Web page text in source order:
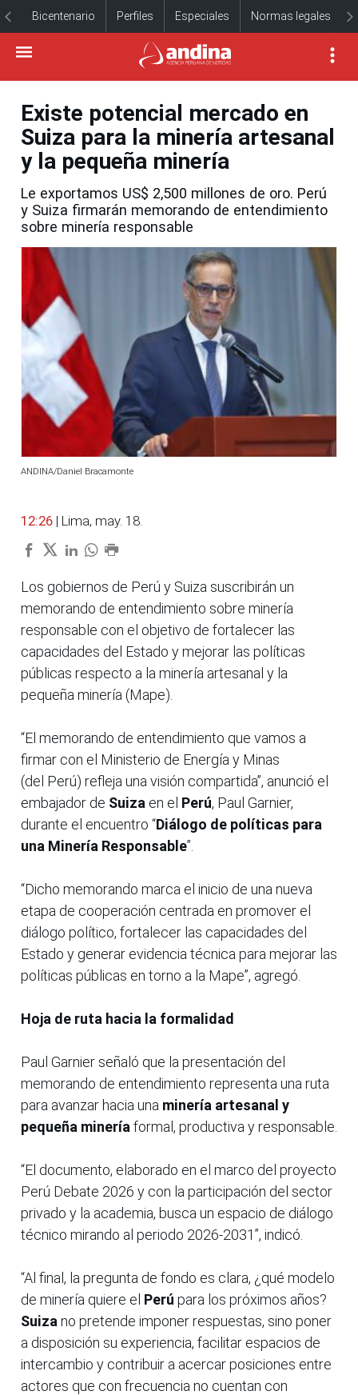
Bicentenario Perfiles Especiales Normas legales
Existe potencial mercado en
Suiza para la minería artesanal
y la pequeña minería
Le exportamos US$ 2,500 millones de oro. Perú
y Suiza firmarán memorando de entendimiento
sobre minería responsable
ANDINA/Daniel Bracamonte
12:26 | Lima, may. 18.
Los gobiernos de Perú y Suiza suscribirán un
memorando de entendimiento sobre minería
responsable con el objetivo de fortalecer las
capacidades del Estado y mejorar las políticas
públicas respecto a la minería artesanal y la
pequeña minería (Mape).
“El memorando de entendimiento que vamos a
firmar con el Ministerio de Energía y Minas
(del Perú) refleja una visión compartida”, anunció el
embajador de Suiza en el Perú, Paul Garnier,
durante el encuentro “Diálogo de políticas para
una Minería Responsable”.
“Dicho memorando marca el inicio de una nueva
etapa de cooperación centrada en promover el
diálogo político, fortalecer las capacidades del
Estado y generar evidencia técnica para mejorar las
políticas públicas en torno a la Mape”, agregó.
Hoja de ruta hacia la formalidad
Paul Garnier señaló que la presentación del
memorando de entendimiento representa una ruta
para avanzar hacia una minería artesanal y
pequeña minería formal, productiva y responsable.
“El documento, elaborado en el marco del proyecto
Perú Debate 2026 y con la participación del sector
privado y la academia, busca un espacio de diálogo
técnico mirando al periodo 2026-2031”, indicó.
“Al final, la pregunta de fondo es clara, ¿qué modelo
de minería quiere el Perú para los próximos años?
Suiza no pretende imponer respuestas, sino poner
a disposición su experiencia, facilitar espacios de
intercambio y contribuir a acercar posiciones entre
actores que con frecuencia no cuentan con